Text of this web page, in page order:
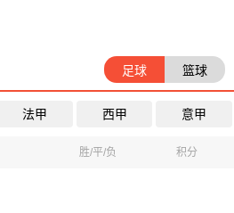
足球 篮球
法甲 西甲 意甲
胜/平/负 积分